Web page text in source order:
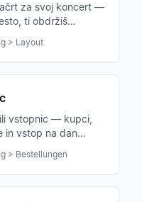
za svoj koncert —
ti obdržiš
> Layout
vstopnic — kupci,
in vstop na dan
> Bestellungen